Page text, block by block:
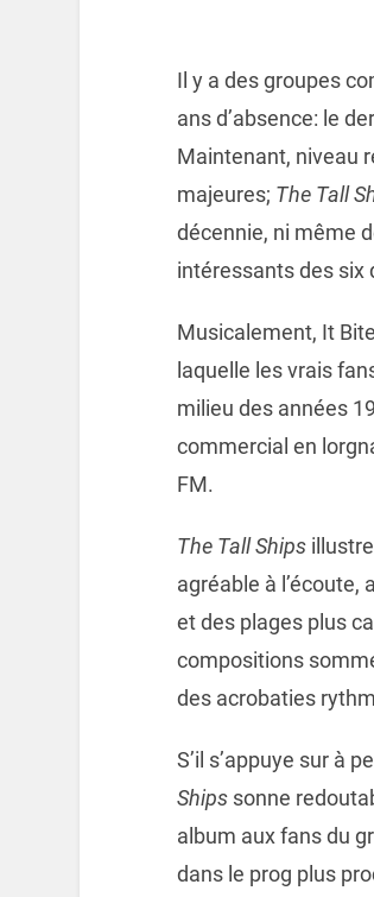
Il y a des groupes
ans d’absence: le
Maintenant, niveau
majeures; The Tall
décennie, ni même
intéressants des six
Musicalement, It
laquelle les vrais
milieu des années
commercial en
FM.
The Tall Ships
agréable à
et des plages plus
compositions
des acrobaties
S’il s’appuye sur à
Ships sonne
album aux fans du
dans le prog plus